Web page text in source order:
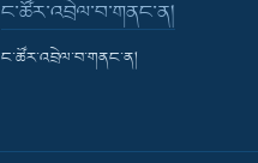
ང་ཚོར་འབྲེལ་བ་གནང་ན།
ང་ཚོར་འབྲེལ་བ་གནང་ན།